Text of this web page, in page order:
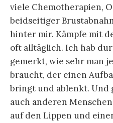
viele Chemotherapien,
beidseitiger
hinter mir. Kämpfe mit
oft alltäglich. Ich hab
gemerkt, wie sehr man
braucht, der einen
bringt und ablenkt. Und
auch anderen
auf den Lippen und